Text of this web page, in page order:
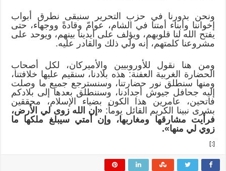
ونحن بدورنا في حزب التحرير سنبقى نطرق أبواب
إخواننا وأبناء أمتنا في الشام، عوامّ وقادةً ووجهاء، حتى
يفتح الله لنا قلوبهم، ويؤلف على أيدينا بينهم، ويوحد على
مشروعنا كلمتهم، إنه ولي ذلك والقادر عليه.
ومن هنا نقول للأوروبيين والأميركان، لكل أصحاب
الحضارة الغربية العفنة: هذه بلادنا، سنقيم عليها خلافتنا،
ومنها سنطلق نور حضارتنا، وسنسترجع جميع ما وصلت
إليه جحافل جيوش أجدادنا، وسننطلق بعدها إلى بلادكم
فاتحين، عامرين هذا الكون بضياء الإسلام، محققين
بشرى نبينا الكريم القائل يوماً: «إن الله زوى لي الأرض،
فرأيت مشارقها ومغاربها، وإن أمتي سيبلغ ملكها ما
زوي لي منها».
[:]